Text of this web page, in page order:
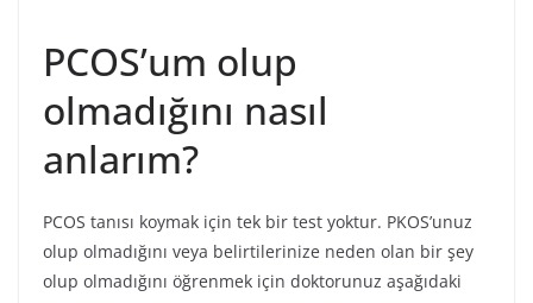
PCOS’um olup
olmadığını nasıl
anlarım?
PCOS tanısı koymak için tek bir test yoktur. PKOS’unuz
olup olmadığını veya belirtilerinize neden olan bir şey
olup olmadığını öğrenmek için doktorunuz aşağıdaki